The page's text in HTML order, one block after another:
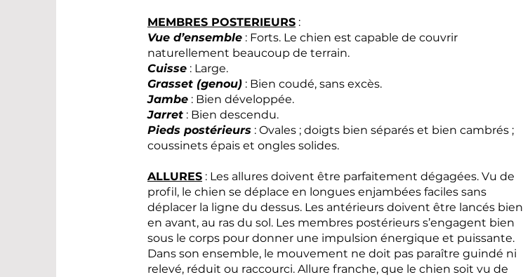
MEMBRES POSTERIEURS :
Vue d’ensemble : Forts. Le chien est capable de couvrir
naturellement beaucoup de terrain.
Cuisse : Large.
Grasset (genou) : Bien coudé, sans excès.
Jambe : Bien développée.
Jarret : Bien descendu.
Pieds postérieurs : Ovales ; doigts bien séparés et bien cambrés ;
coussinets épais et ongles solides.
ALLURES : Les allures doivent être parfaitement dégagées. Vu de
profil, le chien se déplace en longues enjambées faciles sans
déplacer la ligne du dessus. Les antérieurs doivent être lancés bien
en avant, au ras du sol. Les membres postérieurs s’engagent bien
sous le corps pour donner une impulsion énergique et puissante.
Dans son ensemble, le mouvement ne doit pas paraître guindé ni
relevé, réduit ou raccourci. Allure franche, que le chien soit vu de